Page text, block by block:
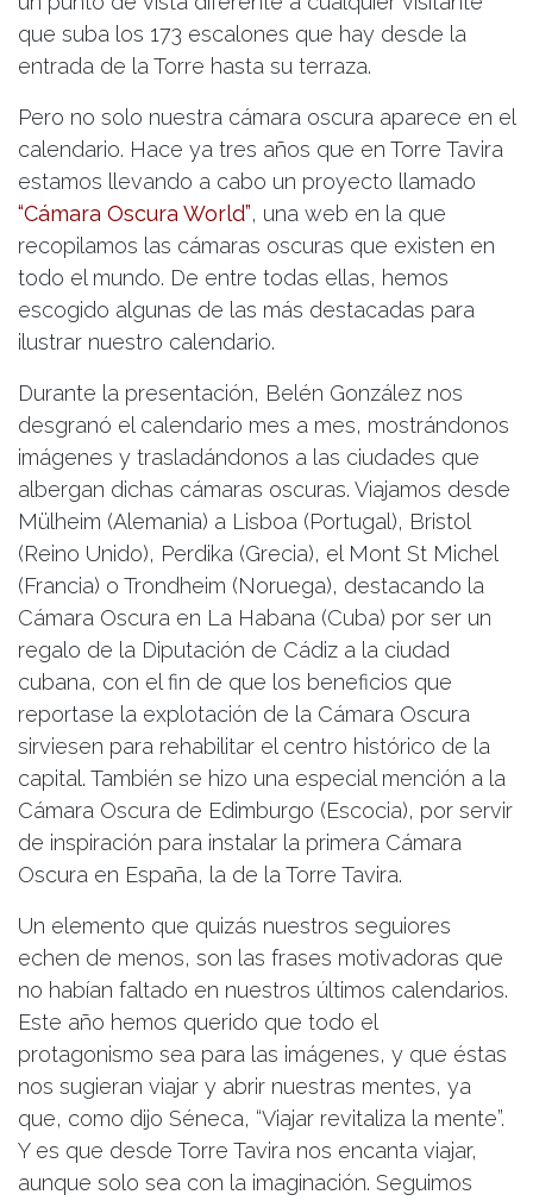
que suba los 173 escalones que hay desde la
entrada de la Torre hasta su terraza.
Pero no solo nuestra cámara oscura aparece en el
calendario. Hace ya tres años que en Torre Tavira
estamos llevando a cabo un proyecto llamado
“Cámara Oscura World”, una web en la que
recopilamos las cámaras oscuras que existen en
todo el mundo. De entre todas ellas, hemos
escogido algunas de las más destacadas para
ilustrar nuestro calendario.
Durante la presentación, Belén González nos
desgranó el calendario mes a mes, mostrándonos
imágenes y trasladándonos a las ciudades que
albergan dichas cámaras oscuras. Viajamos desde
Mülheim (Alemania) a Lisboa (Portugal), Bristol
(Reino Unido), Perdika (Grecia), el Mont St Michel
(Francia) o Trondheim (Noruega), destacando la
Cámara Oscura en La Habana (Cuba) por ser un
regalo de la Diputación de Cádiz a la ciudad
cubana, con el fin de que los beneficios que
reportase la explotación de la Cámara Oscura
sirviesen para rehabilitar el centro histórico de la
capital. También se hizo una especial mención a la
Cámara Oscura de Edimburgo (Escocia), por servir
de inspiración para instalar la primera Cámara
Oscura en España, la de la Torre Tavira.
Un elemento que quizás nuestros seguiores
echen de menos, son las frases motivadoras que
no habían faltado en nuestros últimos calendarios.
Este año hemos querido que todo el
protagonismo sea para las imágenes, y que éstas
nos sugieran viajar y abrir nuestras mentes, ya
que, como dijo Séneca, “Viajar revitaliza la mente”.
Y es que desde Torre Tavira nos encanta viajar,
aunque solo sea con la imaginación. Seguimos